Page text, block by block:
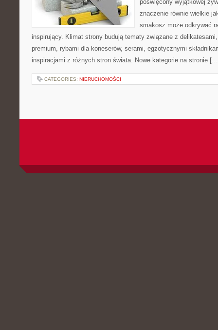
poświęcony wyjątkowej
znaczenie równie wielkie
smakosz może odkrywać
inspirujący. Klimat strony budują tematy związane z
premium, rybami dla koneserów, serami, egzotycznymi
inspiracjami z różnych stron świata. Nowe kategorie na stronie
CATEGORIES: NIERUCHOMOŚCI